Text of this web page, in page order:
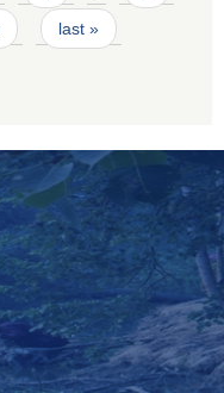
last »